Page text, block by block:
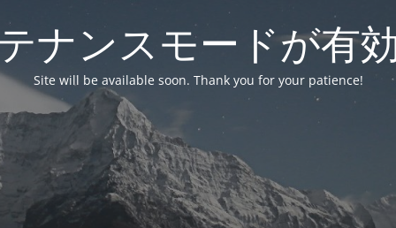
ナンスモードが有
Site will be available soon. Thank you for your patience!